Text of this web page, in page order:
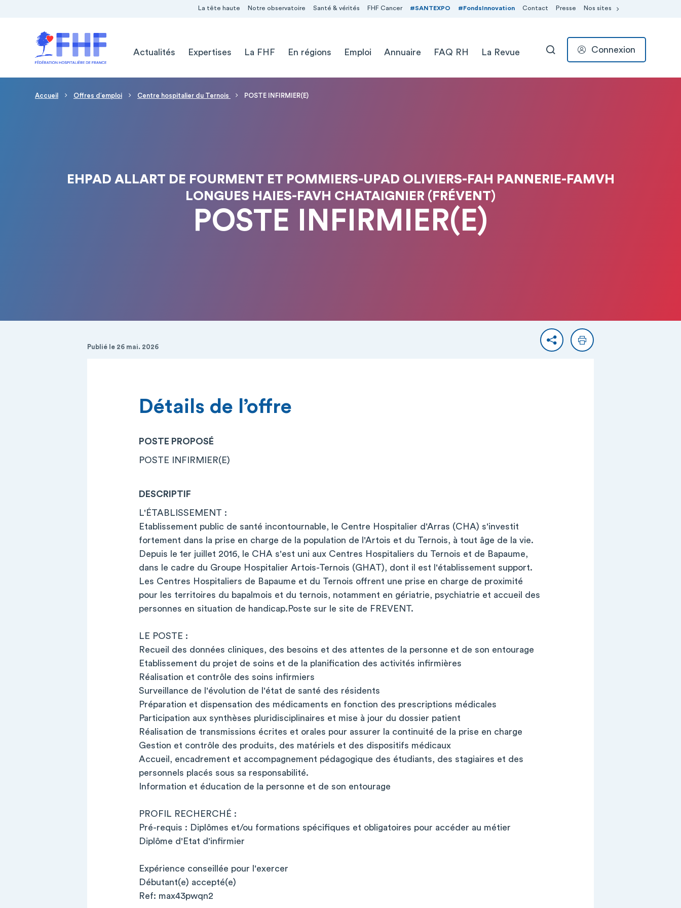
La tête haute Notre observatoire Santé & vérités FHF Cancer #SANTEXPO #FondsInnovation Contact Presse Nos sites
Actualités
Expertises La FHF En régions Emploi Annuaire FAQ RH La Revue RECHERCHER
Connexion
Fil d'Ariane
Accueil Offres d′emploi Centre hospitalier du Ternois POSTE INFIRMIER(E)
EHPAD ALLART DE FOURMENT ET POMMIERS-UPAD OLIVIERS-FAH PANNERIE-FAMVH
LONGUES HAIES-FAVH CHATAIGNIER (FRÉVENT)
POSTE INFIRMIER(E)
Publié le 26 mai. 2026 PartagerImprimer
Détails de l’offre
POSTE PROPOSÉ
POSTE INFIRMIER(E)
DESCRIPTIF
L'ÉTABLISSEMENT :
Etablissement public de santé incontournable, le Centre Hospitalier d'Arras (CHA) s'investit
fortement dans la prise en charge de la population de l'Artois et du Ternois, à tout âge de la vie.
Depuis le 1er juillet 2016, le CHA s'est uni aux Centres Hospitaliers du Ternois et de Bapaume,
dans le cadre du Groupe Hospitalier Artois-Ternois (GHAT), dont il est l'établissement support.
Les Centres Hospitaliers de Bapaume et du Ternois offrent une prise en charge de proximité
pour les territoires du bapalmois et du ternois, notamment en gériatrie, psychiatrie et accueil des
personnes en situation de handicap.Poste sur le site de FREVENT.
LE POSTE :
Recueil des données cliniques, des besoins et des attentes de la personne et de son entourage
Etablissement du projet de soins et de la planification des activités infirmières
Réalisation et contrôle des soins infirmiers
Surveillance de l'évolution de l'état de santé des résidents
Préparation et dispensation des médicaments en fonction des prescriptions médicales
Participation aux synthèses pluridisciplinaires et mise à jour du dossier patient
Réalisation de transmissions écrites et orales pour assurer la continuité de la prise en charge
Gestion et contrôle des produits, des matériels et des dispositifs médicaux
Accueil, encadrement et accompagnement pédagogique des étudiants, des stagiaires et des
personnels placés sous sa responsabilité.
Information et éducation de la personne et de son entourage
PROFIL RECHERCHÉ :
Pré-requis : Diplômes et/ou formations spécifiques et obligatoires pour accéder au métier
Diplôme d'Etat d'infirmier
Expérience conseillée pour l'exercer
Débutant(e) accepté(e)
Ref: max43pwqn2